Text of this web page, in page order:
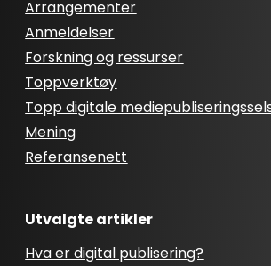
Arrangementer
Anmeldelser
Forskning og ressurser
Toppverktøy
Topp digitale
Mening
Referansenett
Utvalgte artikler
Hva er digital publisering?